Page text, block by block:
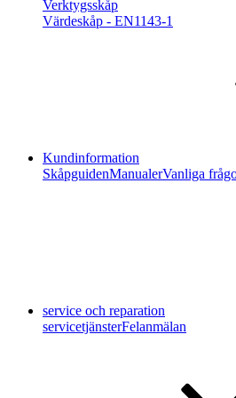
Verktygsskåp
Värdeskåp - EN1143-1
Kundinformation
SkåpguidenManualerVanliga
service och reparation
servicetjänsterFelanmälan